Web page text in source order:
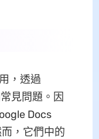
，透過
見問題。因
Docs
，它們中的